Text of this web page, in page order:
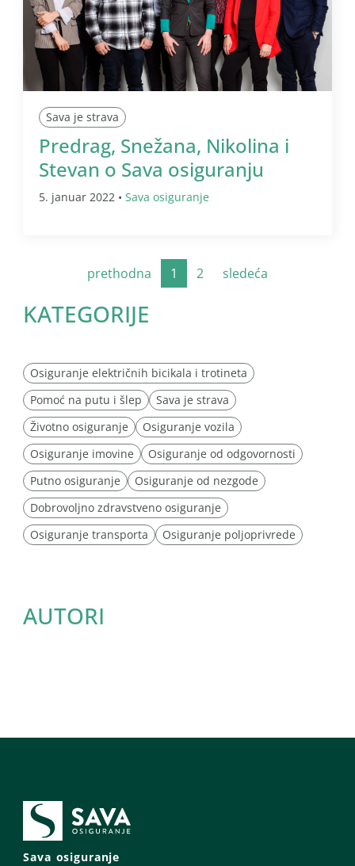
Sava je strava
Predrag, Snežana, Nikolina i
Stevan o Sava osiguranju
5. januar 2022 • Sava osiguranje
prethodna 1 2 sledeća
KATEGORIJE
Osiguranje električnih bicikala i trotineta
Pomoć na putu i šlep
Sava je strava
Životno osiguranje
Osiguranje vozila
Osiguranje imovine
Osiguranje od odgovornosti
Putno osiguranje
Osiguranje od nezgode
Dobrovoljno zdravstveno osiguranje
Osiguranje transporta
Osiguranje poljoprivrede
AUTORI
Sava osiguranje